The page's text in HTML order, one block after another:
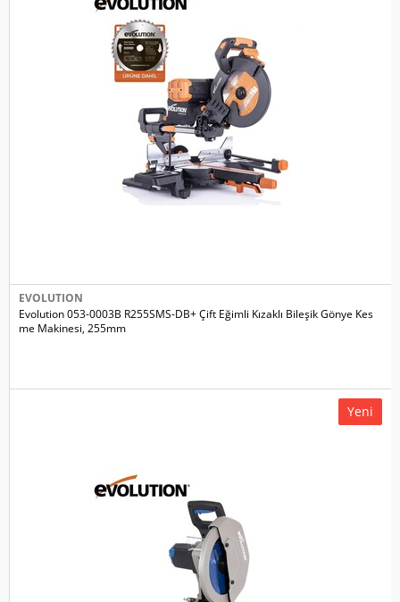
EVOLUTION
Evolution 053-0003B R255SMS-DB+ Çift Eğimli Kızaklı Bileşik Gönye Kes
me Makinesi, 255mm
Yeni